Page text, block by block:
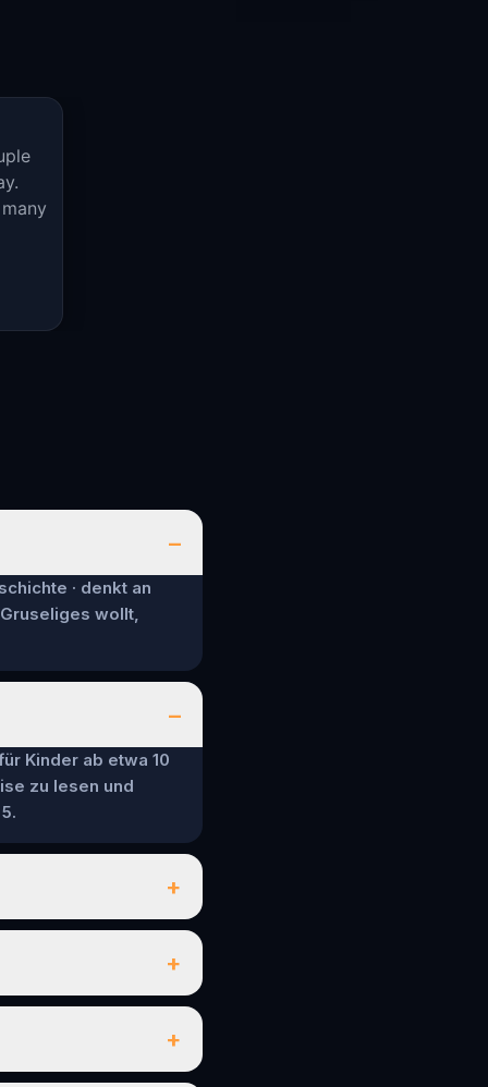
–
· denkt an
wollt,
–
Kinder ab etwa 10
zu lesen und
+
+
+